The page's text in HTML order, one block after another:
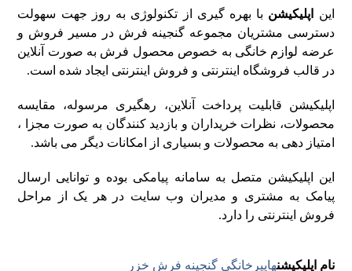
این اپلیکیشن با بهره گیری از تکنولوژی به روز جهت سهولت
دسترسی مشتریان مجموعه گنجینه فرش در مسیر فروش و
عرضه لوازم خانگی به خصوص محصول فرش به صورت آنلاین
در قالب فروشگاه اینترنتی و فروش اینترنتی ایجاد شده است.
اپلیکیشن قابلیت پرداخت آنلاین، رهگیری مرسوله، مقایسه
محصولات، نظرات خریداران و بازدید کنندگان به صورت مجزا ،
امتیاز دهی به محصولات و بسیاری از امکانات دیگر می باشد.
این اپلیکیشن متصل به سامانه پیامکی بوده و توانایی ارسال
پیامک به مشتری و مدیران وب سایت در هر یک از مراحل
فروش اینترنتی را دارد.
نام اپلیکیشنهایپرخانگی گنجینه فرش خزر